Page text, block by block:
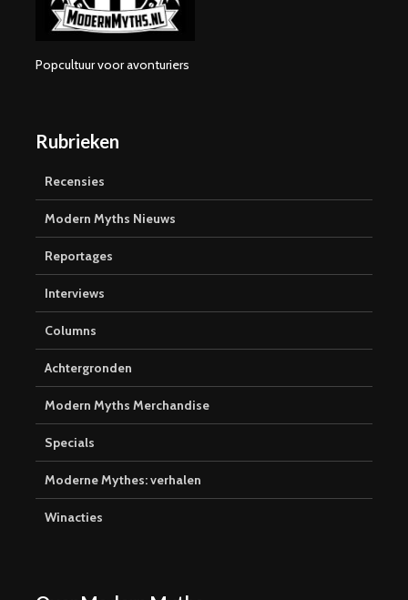
Popcultuur voor avonturiers
Rubrieken
Recensies
Modern Myths Nieuws
Reportages
Interviews
Columns
Achtergronden
Modern Myths Merchandise
Specials
Moderne Mythes: verhalen
Winacties